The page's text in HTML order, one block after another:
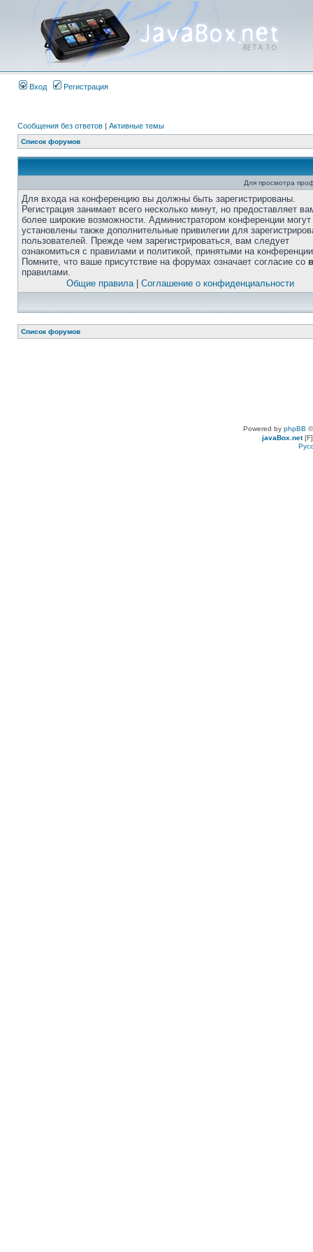
Вход Регистрация
Сообщения без ответов | Активные темы
Список форумов
Для просмотра
Для входа на конференцию вы должны быть зарегистрированы.
Регистрация занимает всего несколько минут, но предоставляет
более широкие возможности. Администратором конференции
установлены также дополнительные привилегии для
пользователей. Прежде чем зарегистрироваться, вам следует
ознакомиться с правилами и политикой, принятыми на
Помните, что ваше присутствие на форумах означает согласие со
правилами.
Общие правила| Соглашение о конфиденциальности
Список форумов
Powered by phpBB
javaBox.net